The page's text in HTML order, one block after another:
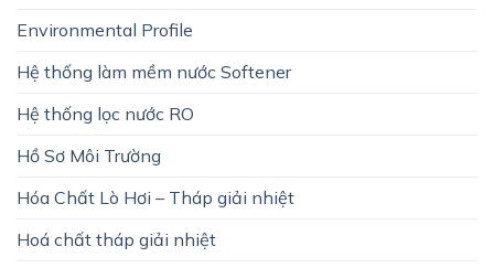
Environmental Profile
Hệ thống làm mềm nước Softener
Hệ thống lọc nước RO
Hồ Sơ Môi Trường
Hóa Chất Lò Hơi – Tháp giải nhiệt
Hoá chất tháp giải nhiệt